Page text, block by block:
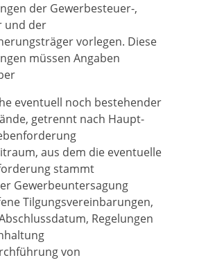
der Gewerbesteuer-,
und der
vorlegen. Diese
müssen Angaben
eventuell noch bestehender
getrennt nach Haupt-
aus dem die eventuelle
stammt
Gewerbeuntersagung
Tilgungsvereinbarungen,
Regelungen
von